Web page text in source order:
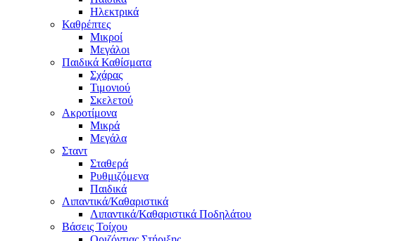
Ηλεκτρικά
Καθρέπτες
Μικροί
Μεγάλοι
Παιδικά Καθίσματα
Σχάρας
Τιμονιού
Σκελετού
Ακροτίμονα
Μικρά
Μεγάλα
Σταντ
Σταθερά
Ρυθμιζόμενα
Παιδικά
Λιπαντικά/Καθαριστικά
Λιπαντικά/Καθαριστικά Ποδηλάτου
Βάσεις Τοίχου